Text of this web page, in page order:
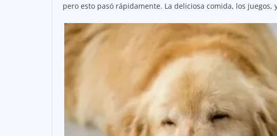
pero esto pasó rápidamente. La deliciosa comida, los juegos,